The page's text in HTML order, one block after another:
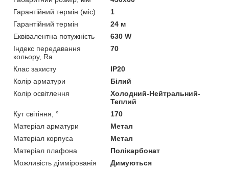
Гарантійний термін (міс)
1
Гарантійний термін
24 м
Еквівалентна потужність
630 W
Індекс передавання
кольору, Ra
70
Клас захисту
IP20
Колір арматури
Білий
Колір освітлення
Холодний-Нейтральний-
Теплий
Кут світіння, °
170
Матеріал арматури
Метал
Матеріал корпуса
Метал
Матеріал плафона
Полікарбонат
Можливість діммірованія
Димуються